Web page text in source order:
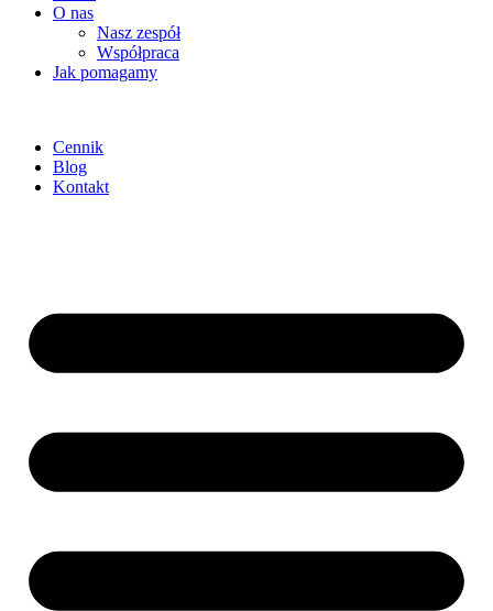
O nas
Nasz zespół
Współpraca
Jak pomagamy
Cennik
Blog
Kontakt